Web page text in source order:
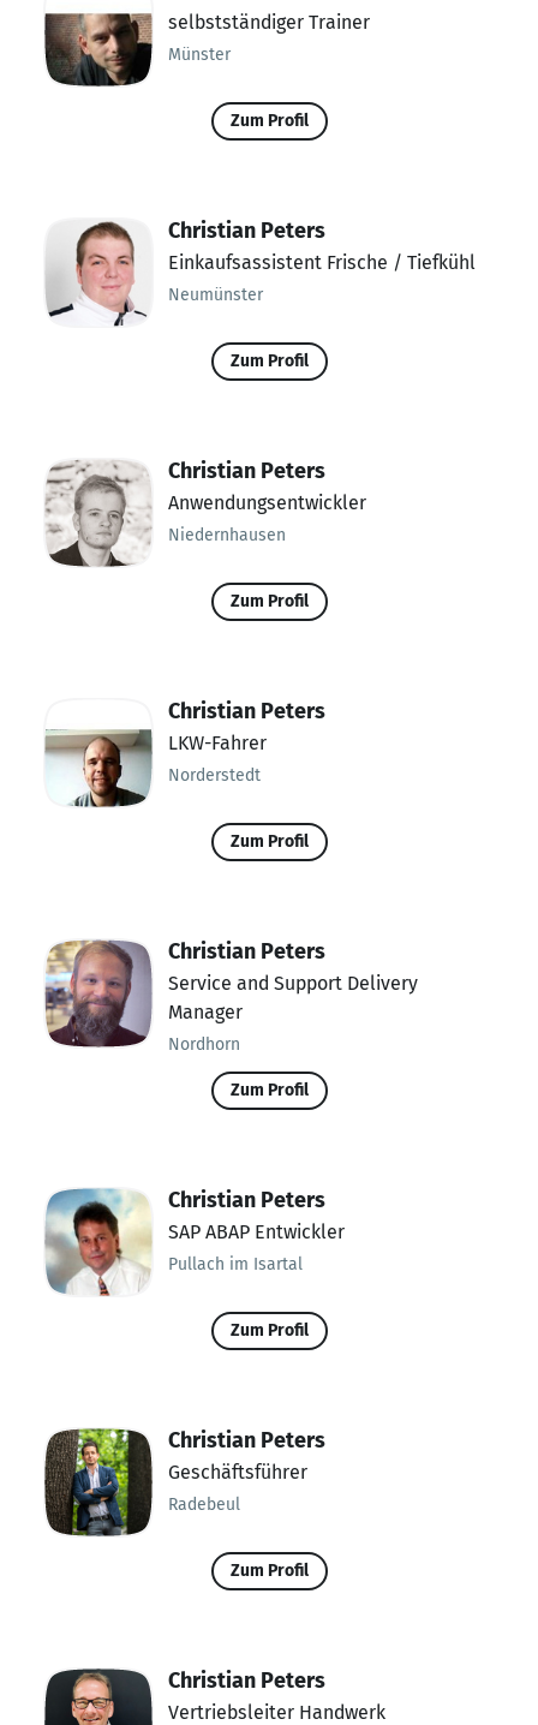
selbstständiger Trainer
Münster
Zum Profil
Christian Peters
Einkaufsassistent Frische / Tiefkühl
Neumünster
Zum Profil
Christian Peters
Anwendungsentwickler
Niedernhausen
Zum Profil
Christian Peters
LKW-Fahrer
Norderstedt
Zum Profil
Christian Peters
Service and Support Delivery
Manager
Nordhorn
Zum Profil
Christian Peters
SAP ABAP Entwickler
Pullach im Isartal
Zum Profil
Christian Peters
Geschäftsführer
Radebeul
Zum Profil
Christian Peters
Vertriebsleiter Handwerk